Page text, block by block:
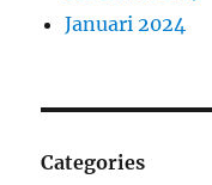
Januari 2024
Categories